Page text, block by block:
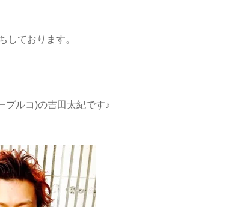
しております。
プルコ)の吉田太紀です♪